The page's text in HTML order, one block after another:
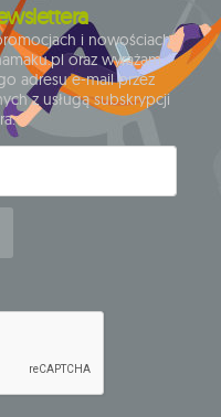
i nowościach
oraz wyrażam
adresu e-mail przez
z usługą subskrypcji